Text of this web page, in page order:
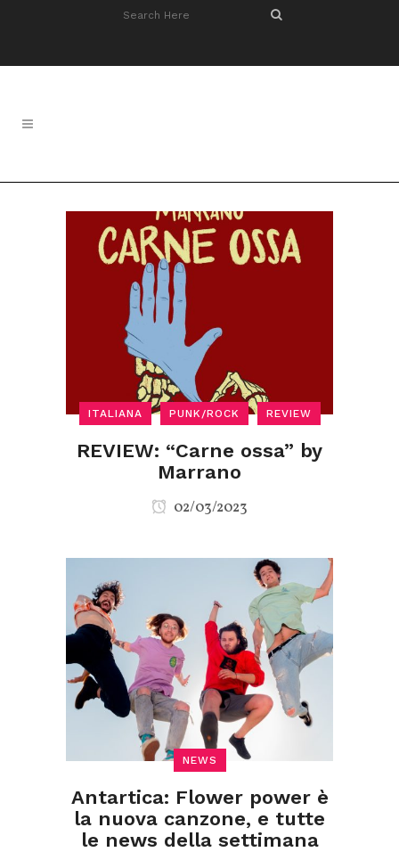
ITALIANA PUNK/ROCK REVIEW
REVIEW: “Carne ossa” by
Marrano
02/03/2023
NEWS
Antartica: Flower power è
la nuova canzone, e tutte
le news della settimana